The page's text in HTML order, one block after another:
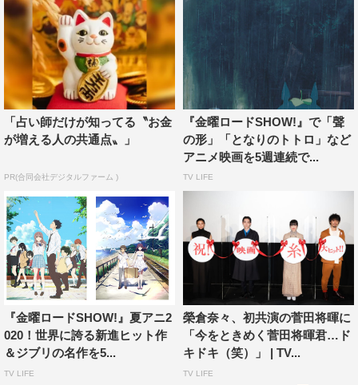
っていることをフリップを使って告白。広瀬は「『このあ
との空き時間、梨を食べるか？スイカを食べるか？』」と
照れながら答えると、男性陣と客席から“かわいい～”と歓
声が。近ごろ、糖質が気になるという宮野は「『今日の晩
酌、ビールにするか？ハイボールにするか？』って、も
う！おじさん丸出し！」と自らツッコみ、笑いを誘った。
さらに「本当は『ビールを1杯にするか？2杯にするか？』
が本音です」と明かすと、菅田から「もう悩みがおっさん
（笑）」とツッコまれていた。
映画『打ち上げ花火、下から見るか？横から見るか？』
原作：岩井俊二
総監督：新房昭之
脚本：大根仁
声の出演：広瀬すず（及川なずな役）、菅田将暉（島田典
道役）、宮野真守（安曇祐介役）
主題歌：“DAOKO×米津玄師”「打上花火」
「占い師だけが知ってる〝お金
が増える人の共通点〟」
PR(合同会社デジタルファーム )
『金曜ロードSHOW!』で「聲
の形」「となりのトトロ」など
アニメ映画を5週連続で...
TV LIFE
『金曜ロードSHOW!』夏アニ2
020！世界に誇る新進ヒット作
＆ジブリの名作を5...
TV LIFE
榮倉奈々、初共演の菅田将暉に
「今をときめく菅田将暉君…ド
キドキ（笑）」 | TV...
TV LIFE